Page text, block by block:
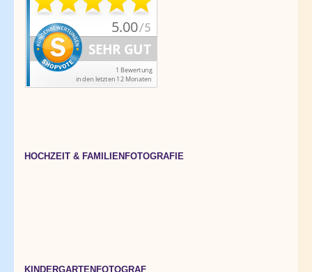
HOCHZEIT & FAMILIENFOTOGRAFIE
KINDERGARTENFOTOGRAF